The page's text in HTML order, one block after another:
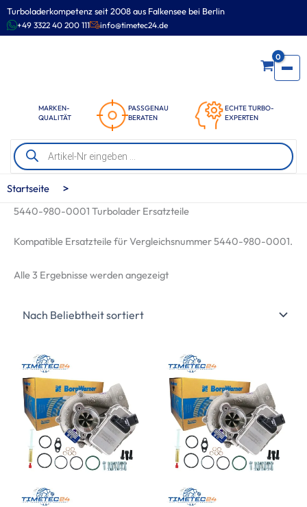
Turboladerkompetenz seit 2008 aus Falkensee bei Berlin
+49 3322 40 200 111 info@timetec24.de
MARKEN-
QUALITÄT
PASSGENAU
BERATEN
ECHTE TURBO-
EXPERTEN
0
Products
search
Zum
Inhalt
springen
Startseite >
5440-980-0001 Turbolader Ersatzteile
Kompatible Ersatzteile für Vergleichsnummer 5440-980-0001.
Alle 3 Ergebnisse werden angezeigtNach